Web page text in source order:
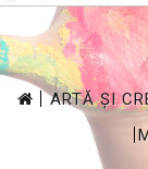
>
ARTĂ ȘI
>